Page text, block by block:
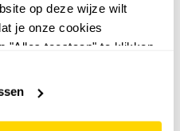
op deze wijze wilt
je onze cookies
"Alles toestaan" te klikken.